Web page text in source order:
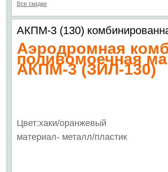
Все скидки
АКПМ-3 (130)
Аэродромная
поливомоечная
АКПМ-3 (ЗИЛ-130)
Цвет:хаки/оранжевый
материал- металл/пластик